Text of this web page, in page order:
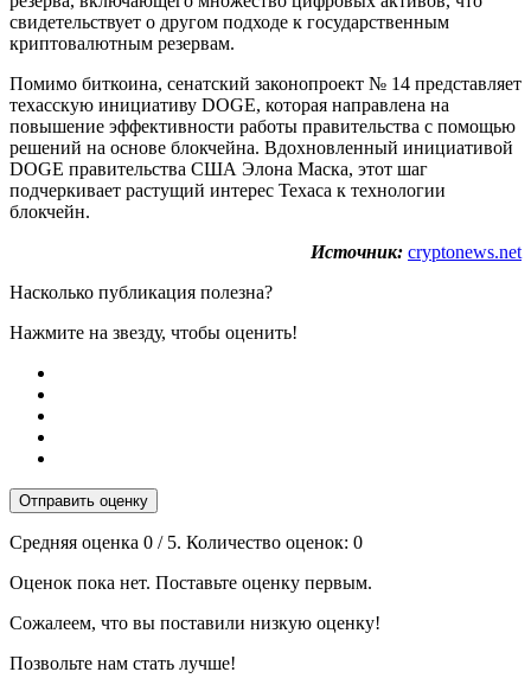
свидетельствует о другом подходе к государственным
криптовалютным резервам.
Помимо биткоина, сенатский законопроект № 14 представляет
техасскую инициативу DOGE, которая направлена на
повышение эффективности работы правительства с помощью
решений на основе блокчейна. Вдохновленный инициативой
DOGE правительства США Элона Маска, этот шаг
подчеркивает растущий интерес Техаса к технологии
блокчейн.
Источник: cryptonews.net
Насколько публикация полезна?
Нажмите на звезду, чтобы оценить!
Отправить оценку
Средняя оценка 0 / 5. Количество оценок: 0
Оценок пока нет. Поставьте оценку первым.
Сожалеем, что вы поставили низкую оценку!
Позвольте нам стать лучше!